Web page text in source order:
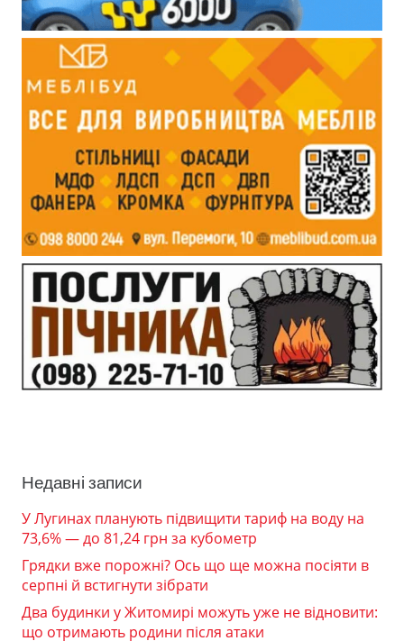
Недавні записи
У Лугинах планують підвищити тариф на воду на
73,6% — до 81,24 грн за кубометр
Грядки вже порожні? Ось що ще можна посіяти в
серпні й встигнути зібрати
Два будинки у Житомирі можуть уже не відновити:
що отримають родини після атаки